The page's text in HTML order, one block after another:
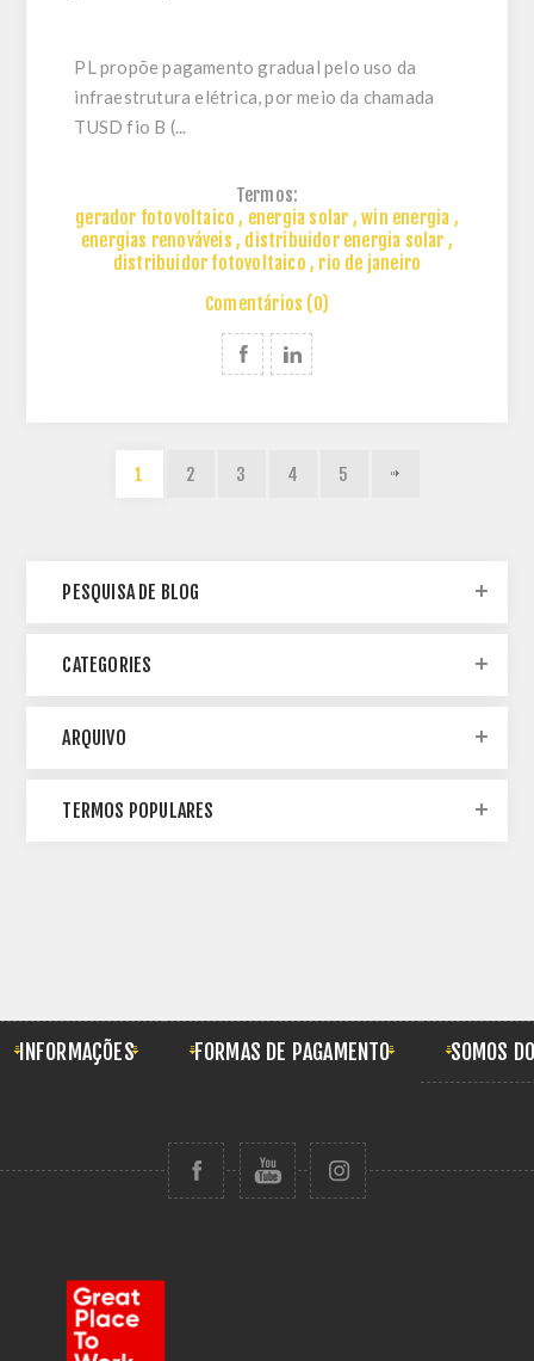
PL propõe pagamento gradual pelo uso da
infraestrutura elétrica, por meio da chamada
TUSD fio B (...
Termos:
gerador fotovoltaico , energia solar , win energia ,
energias renováveis , distribuidor energia solar ,
distribuidor fotovoltaico , rio de janeiro
Comentários (0)
1 2 3 4 5
PESQUISA DE BLOG
CATEGORIES
ARQUIVO
TERMOS POPULARES
INFORMAÇÕES FORMAS DE PAGAMENTO SOMOS